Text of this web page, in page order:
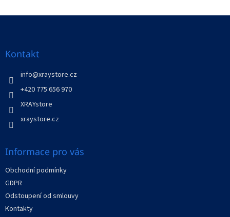
Kontakt
info@xraystore.cz
+420 775 656 970
XRAYstore
xraystore.cz
Informace pro vás
Obchodní podmínky
GDPR
Odstoupení od smlouvy
Kontakty